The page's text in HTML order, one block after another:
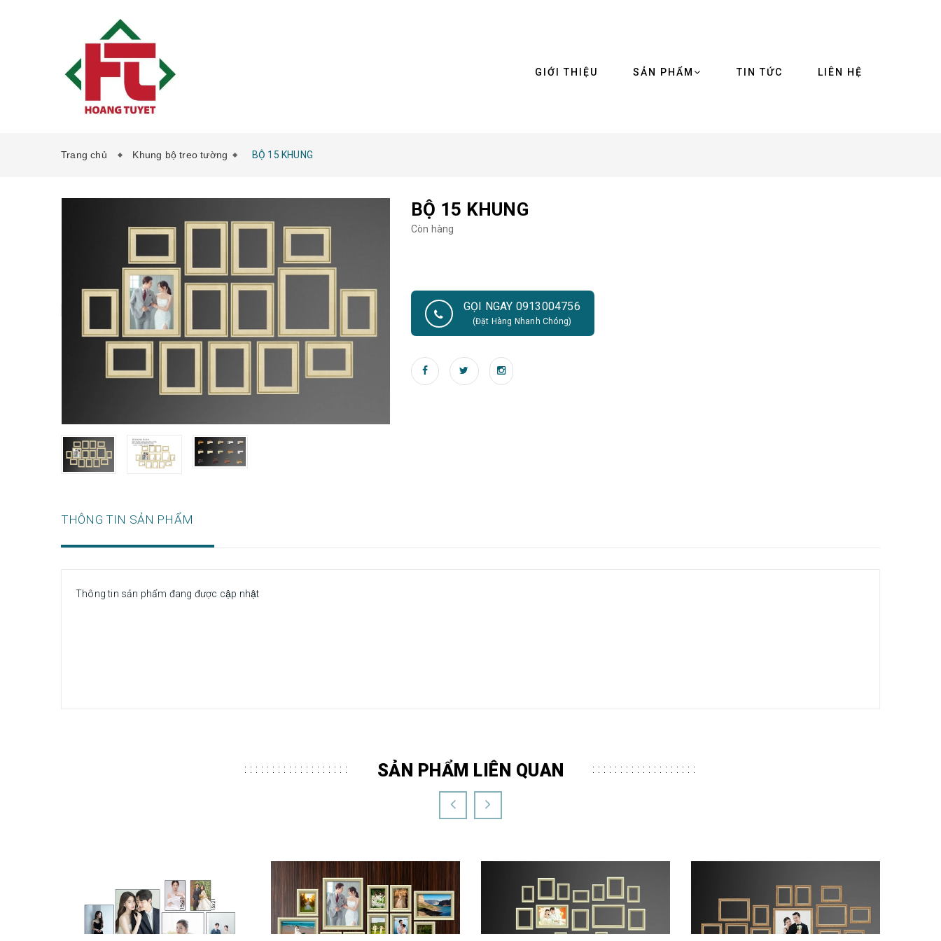
GIỚI THIỆU SẢN PHẨM TIN TỨC LIÊN HỆ
Trang chủ Khung bộ treo tường BỘ 15 KHUNG
BỘ 15 KHUNG
Còn hàng
GỌI NGAY 0913004756
(Đặt Hàng Nhanh Chóng)
THÔNG TIN SẢN PHẨM
Thông tin sản phẩm đang được cập nhật
SẢN PHẨM LIÊN QUAN